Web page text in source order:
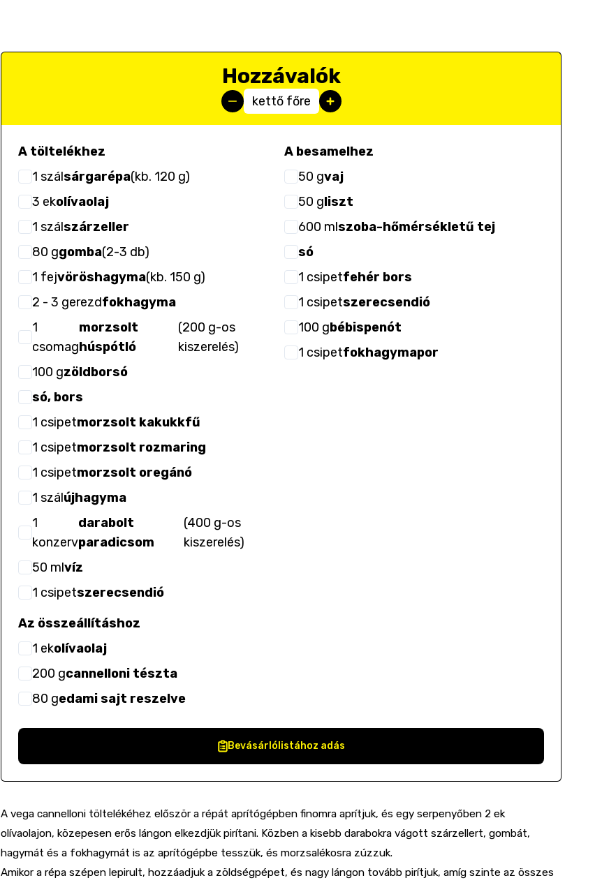
Hozzávalók
kettő főre
A töltelékhez
1 szálsárgarépa(kb. 120 g)
3 ekolívaolaj
1 szálszárzeller
80 ggomba(2-3 db)
1 fejvöröshagyma(kb. 150 g)
2 - 3 gerezdfokhagyma
1
csomag
morzsolt
húspótló
(200 g-os
kiszerelés)
100 gzöldborsó
só, bors
1 csipetmorzsolt kakukkfű
1 csipetmorzsolt rozmaring
1 csipetmorzsolt oregánó
1 szálújhagyma
1
konzerv
darabolt
paradicsom
(400 g-os
kiszerelés)
50 mlvíz
1 csipetszerecsendió
A besamelhez
50 gvaj
50 gliszt
600 mlszoba-hőmérsékletű tej
só
1 csipetfehér bors
1 csipetszerecsendió
100 gbébispenót
1 csipetfokhagymapor
Az összeállításhoz
1 ekolívaolaj
200 gcannelloni tészta
80 gedami sajt reszelve
Bevásárlólistához adás
A vega cannelloni töltelékéhez először a répát aprítógépben finomra aprítjuk, és egy serpenyőben 2 ek
olívaolajon, közepesen erős lángon elkezdjük pirítani. Közben a kisebb darabokra vágott szárzellert, gombát,
hagymát és a fokhagymát is az aprítógépbe tesszük, és morzsalékosra zúzzuk.
Amikor a répa szépen lepirult, hozzáadjuk a zöldségpépet, és nagy lángon tovább pirítjuk, amíg szinte az összes